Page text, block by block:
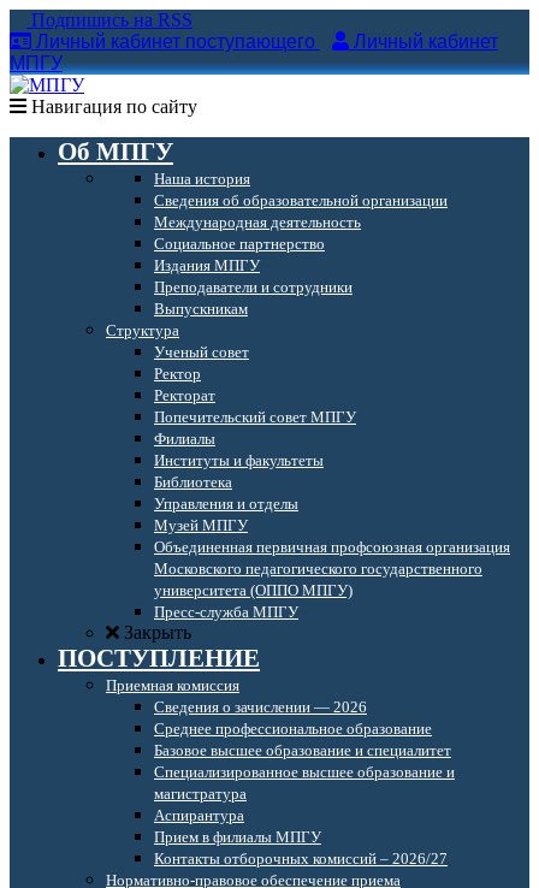
Подпишись на RSS
Личный кабинет поступающего
Личный кабинет
МПГУ
Навигация по сайту
Об МПГУ
Наша история
Сведения об образовательной организации
Международная деятельность
Социальное партнерство
Издания МПГУ
Преподаватели и сотрудники
Выпускникам
Структура
Ученый совет
Ректор
Ректорат
Попечительский совет МПГУ
Филиалы
Институты и факультеты
Библиотека
Управления и отделы
Музей МПГУ
Объединенная первичная профсоюзная организация
Московского педагогического государственного
университета (ОППО МПГУ)
Пресс-служба МПГУ
Закрыть
ПОСТУПЛЕНИЕ
Приемная комиссия
Сведения о зачислении — 2026
Среднее профессиональное образование
Базовое высшее образование и специалитет
Специализированное высшее образование и
магистратура
Аспирантура
Прием в филиалы МПГУ
Контакты отборочных комиссий – 2026/27
Нормативно-правовое обеспечение приема